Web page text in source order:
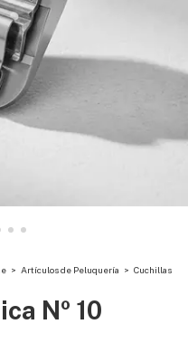
> Artículos de Peluquería > Cuchillas
Nº 10